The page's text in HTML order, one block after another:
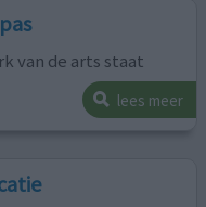
van de arts staat
lees meer